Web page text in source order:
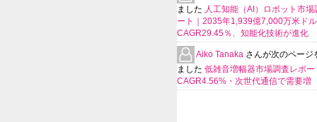
ました 人工知能（AI）ロボット市場
ート｜2035年1,939億7,000万米ド
CAGR29.45％、知能化技術が進化
Aiko Tanaka さんが次のページ
ました 低雑音増幅器市場調査レポー
CAGR4.56%・次世代通信で需要増